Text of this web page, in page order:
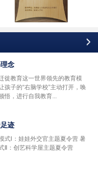
念
徙教育这一世界领先的教育模
孩子的“右脑学校”主动打开，唤
悟，进行自我教育...
迹
式Ⅰ：娃娃外交官主题夏令营 暑
Ⅱ：创艺科学屋主题夏令营